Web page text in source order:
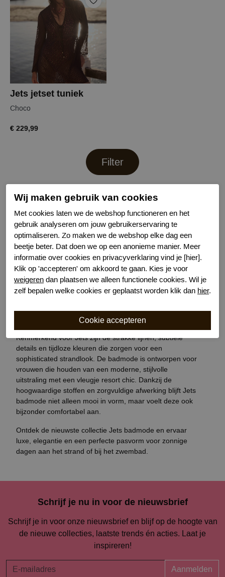
Jets jetset tuniek
Choco
€ 229,99
Filter
JETS
Jets badmode is een luxe Australisch label dat
wereldwijd bekendstaat om zijn verfijnde stijl, moderne
ontwerpen en uitstekende pasvorm. De collectie
combineert minimalistische elegantie met hoogwaardige
materialen en innovatieve snits die het lichaam mooi
laten uitkomen. Of je nu kiest voor een stijlvol badpak of
Kenmerkend voor Jets zijn de strakke lijnen, subtiele
details en tijdloze kleuren die zorgen voor een
sophisticated strandlook. De badmode is ontworpen voor
vrouwen die houden van een moderne, stijlvolle
uitstraling met een vleugje resort chic. Dankzij de
hoogwaardige stoffen en zorgvuldige afwerking blijft Jets
badmode niet alleen mooi in vorm, maar voelt deze ook
bijzonder comfortabel aan.
Ontdek de nieuwste collectie Jets badmode en ervaar
luxe, elegantie en een perfecte pasvorm voor zonnige
dagen aan het strand of bij het zwembad.
Schrijf je nu in voor de nieuwsbrief
Schrijf je in voor onze nieuwsbrief en blijf op de hoogte van
de nieuwe collecties, laatste trends én acties. Laat je
inspireren!
Aanmelden
Wij maken gebruik van cookies
Met cookies laten we de webshop functioneren en het
gebruik analyseren om jouw gebruikerservaring te
optimaliseren. Zo maken we de webshop elke dag een
beetje beter. Dat doen we op een anonieme manier. Meer
informatie over cookies en privacyverklaring vind je [hier].
Klik op 'accepteren' om akkoord te gaan. Kies je voor
weigeren dan plaatsen we alleen functionele cookies. Wil je
zelf bepalen welke cookies er geplaatst worden klik dan hier.